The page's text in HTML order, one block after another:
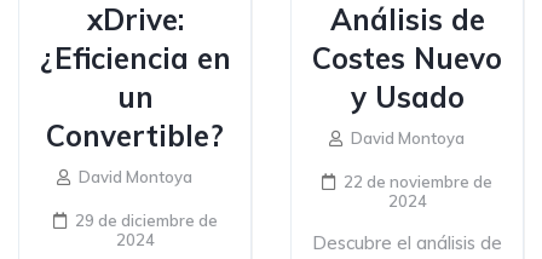
xDrive:
¿Eficiencia en
un
Convertible?
David Montoya
29 de diciembre de
2024
Análisis de
Costes Nuevo
y Usado
David Montoya
22 de noviembre de
2024
Descubre el análisis de